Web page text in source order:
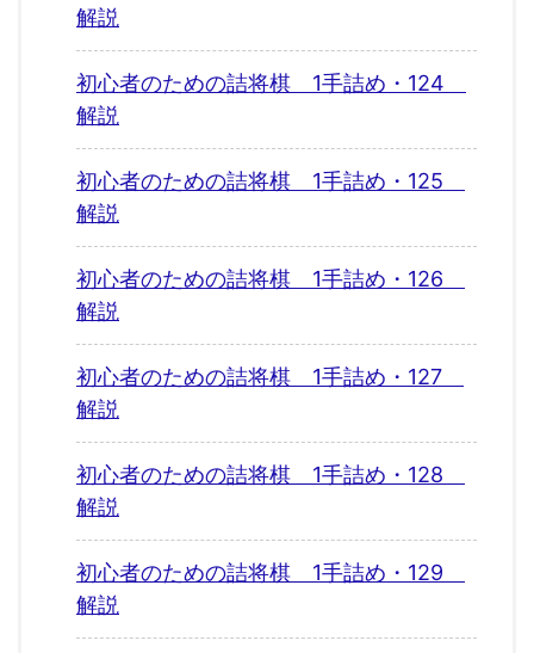
解説
初心者のための詰将棋 1手詰め・124
解説
初心者のための詰将棋 1手詰め・125
解説
初心者のための詰将棋 1手詰め・126
解説
初心者のための詰将棋 1手詰め・127
解説
初心者のための詰将棋 1手詰め・128
解説
初心者のための詰将棋 1手詰め・129
解説